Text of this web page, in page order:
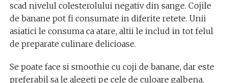
scad nivelul colesterolului negativ din sange. Cojile
de banane pot fi consumate in diferite retete. Unii
asiatici le consuma ca atare, altii le includ in tot felul
de preparate culinare delicioase.
Se poate face si smoothie cu coji de banane, dar este
preferabil sa le alegeti pe cele de culoare galbena.